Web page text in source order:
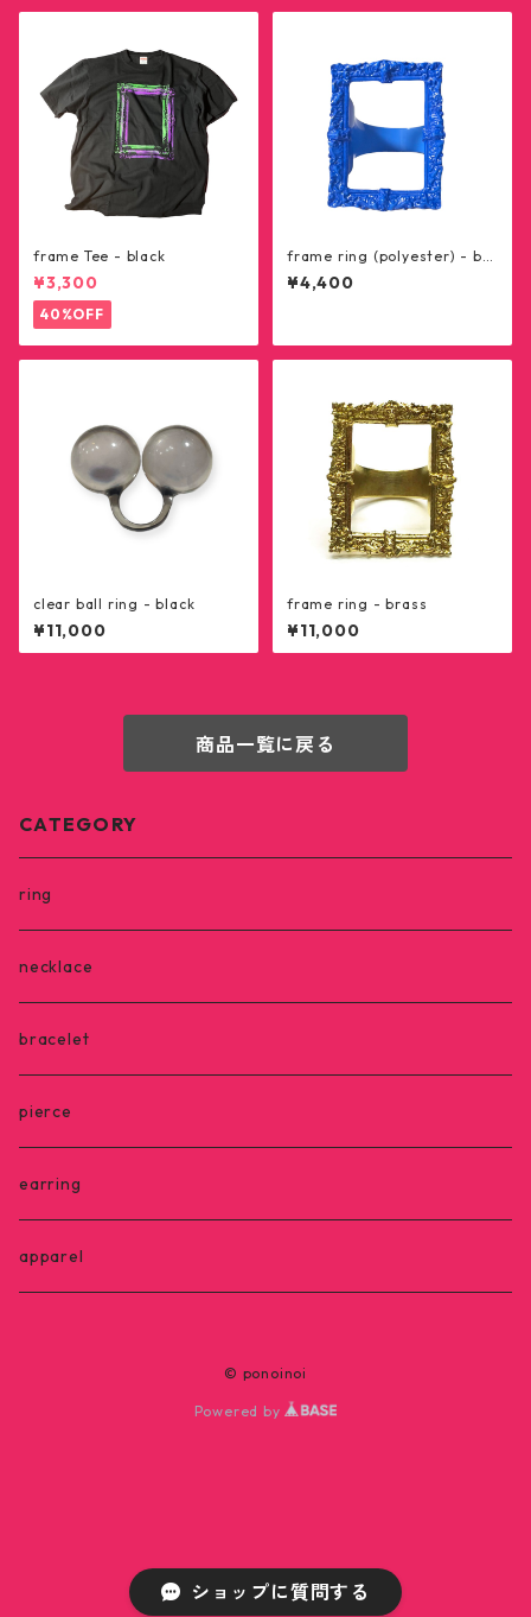
ショップに質問する
frame Tee - black
¥3,300
40%OFF
frame ring (polyester) - blu
e
¥4,400
clear ball ring - black
¥11,000
frame ring - brass
¥11,000
商品一覧に戻る
CATEGORY
ring
necklace
bracelet
pierce
earring
apparel
© ponoinoi
Powered by